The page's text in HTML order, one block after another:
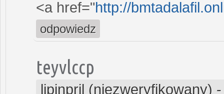
<a href="http://
odpowiedz
teyvlccp
lipinpril (niezweryfikowany)